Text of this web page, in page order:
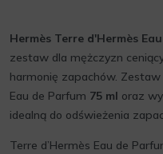
Hermès Terre d'Hermès
zestaw dla mężczyzn
harmonię zapachów.
Eau de Parfum 75 ml oraz
idealną do odświeżenia
Terre d’Hermès Eau de